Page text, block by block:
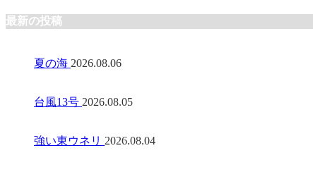
最新の投稿
夏の海 2026.08.06
台風13号 2026.08.05
強い東ウネリ 2026.08.04